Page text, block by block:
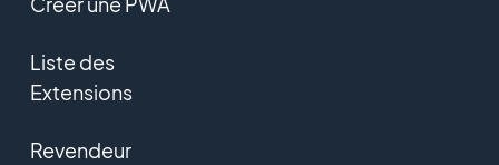
Liste des
Extensions
Revendeur